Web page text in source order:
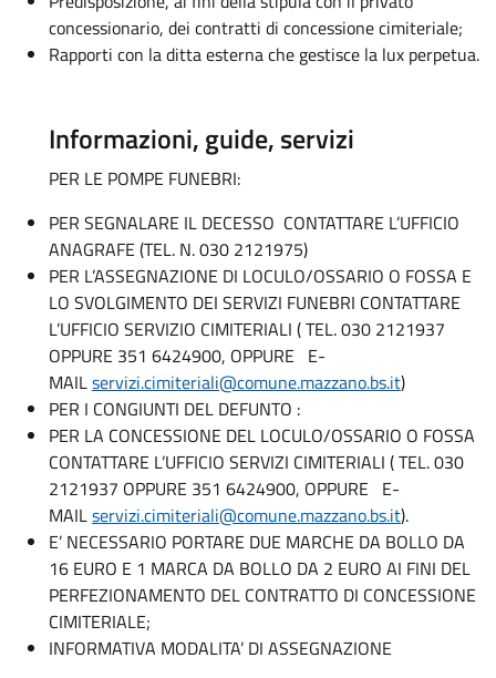
concessionario, dei contratti di concessione cimiteriale;
Rapporti con la ditta esterna che gestisce la lux perpetua.
Informazioni, guide, servizi
PER LE POMPE FUNEBRI:
PER SEGNALARE IL DECESSO CONTATTARE L’UFFICIO
ANAGRAFE (TEL. N. 030 2121975)
PER L’ASSEGNAZIONE DI LOCULO/OSSARIO O FOSSA E
LO SVOLGIMENTO DEI SERVIZI FUNEBRI CONTATTARE
L’UFFICIO SERVIZIO CIMITERIALI ( TEL. 030 2121937
OPPURE 351 6424900, OPPURE E-
MAILservizi.cimiteriali@comune.mazzano.bs.it)
PER I CONGIUNTI DEL DEFUNTO :
PER LA CONCESSIONE DEL LOCULO/OSSARIO O FOSSA
CONTATTARE L’UFFICIO SERVIZI CIMITERIALI ( TEL. 030
2121937 OPPURE 351 6424900, OPPURE E-
MAILservizi.cimiteriali@comune.mazzano.bs.it).
E’ NECESSARIO PORTARE DUE MARCHE DA BOLLO DA
16 EURO E 1 MARCA DA BOLLO DA 2 EURO AI FINI DEL
PERFEZIONAMENTO DEL CONTRATTO DI CONCESSIONE
CIMITERIALE;
INFORMATIVA MODALITA’ DI ASSEGNAZIONE